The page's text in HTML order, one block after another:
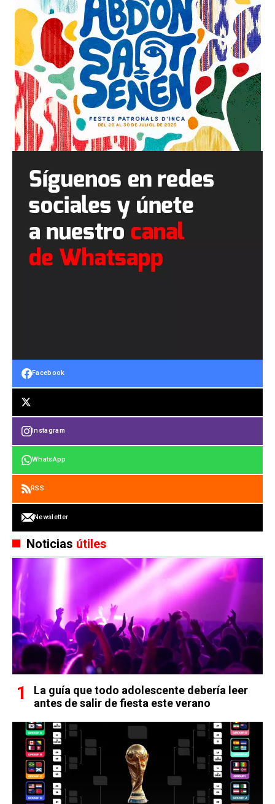
Facebook
Instagram
WhatsApp
RSS
Newsletter
Noticias útiles
La guía que todo adolescente debería leer
antes de salir de fiesta este verano